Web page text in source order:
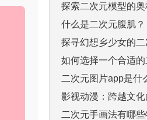
探索二次元模型的奥
什么是二次元腹肌？
探寻幻想乡少女的
如何选择一个合适的
二次元图片app是什
影视动漫：跨越文
二次元手画法有哪些